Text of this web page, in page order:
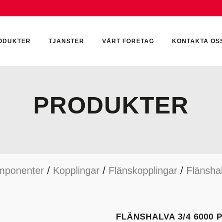
HYDRAULMOTORER
TJÄNSTER VÅRT FÖRETAG KONTAKTA
PRODUKTER
/ Kopplingar / Flänskopplingar /
FLÄNSHALVA 3/4 6000